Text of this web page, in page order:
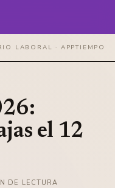
LABORAL · APPTIEMPO
el 12
DE LECTURA